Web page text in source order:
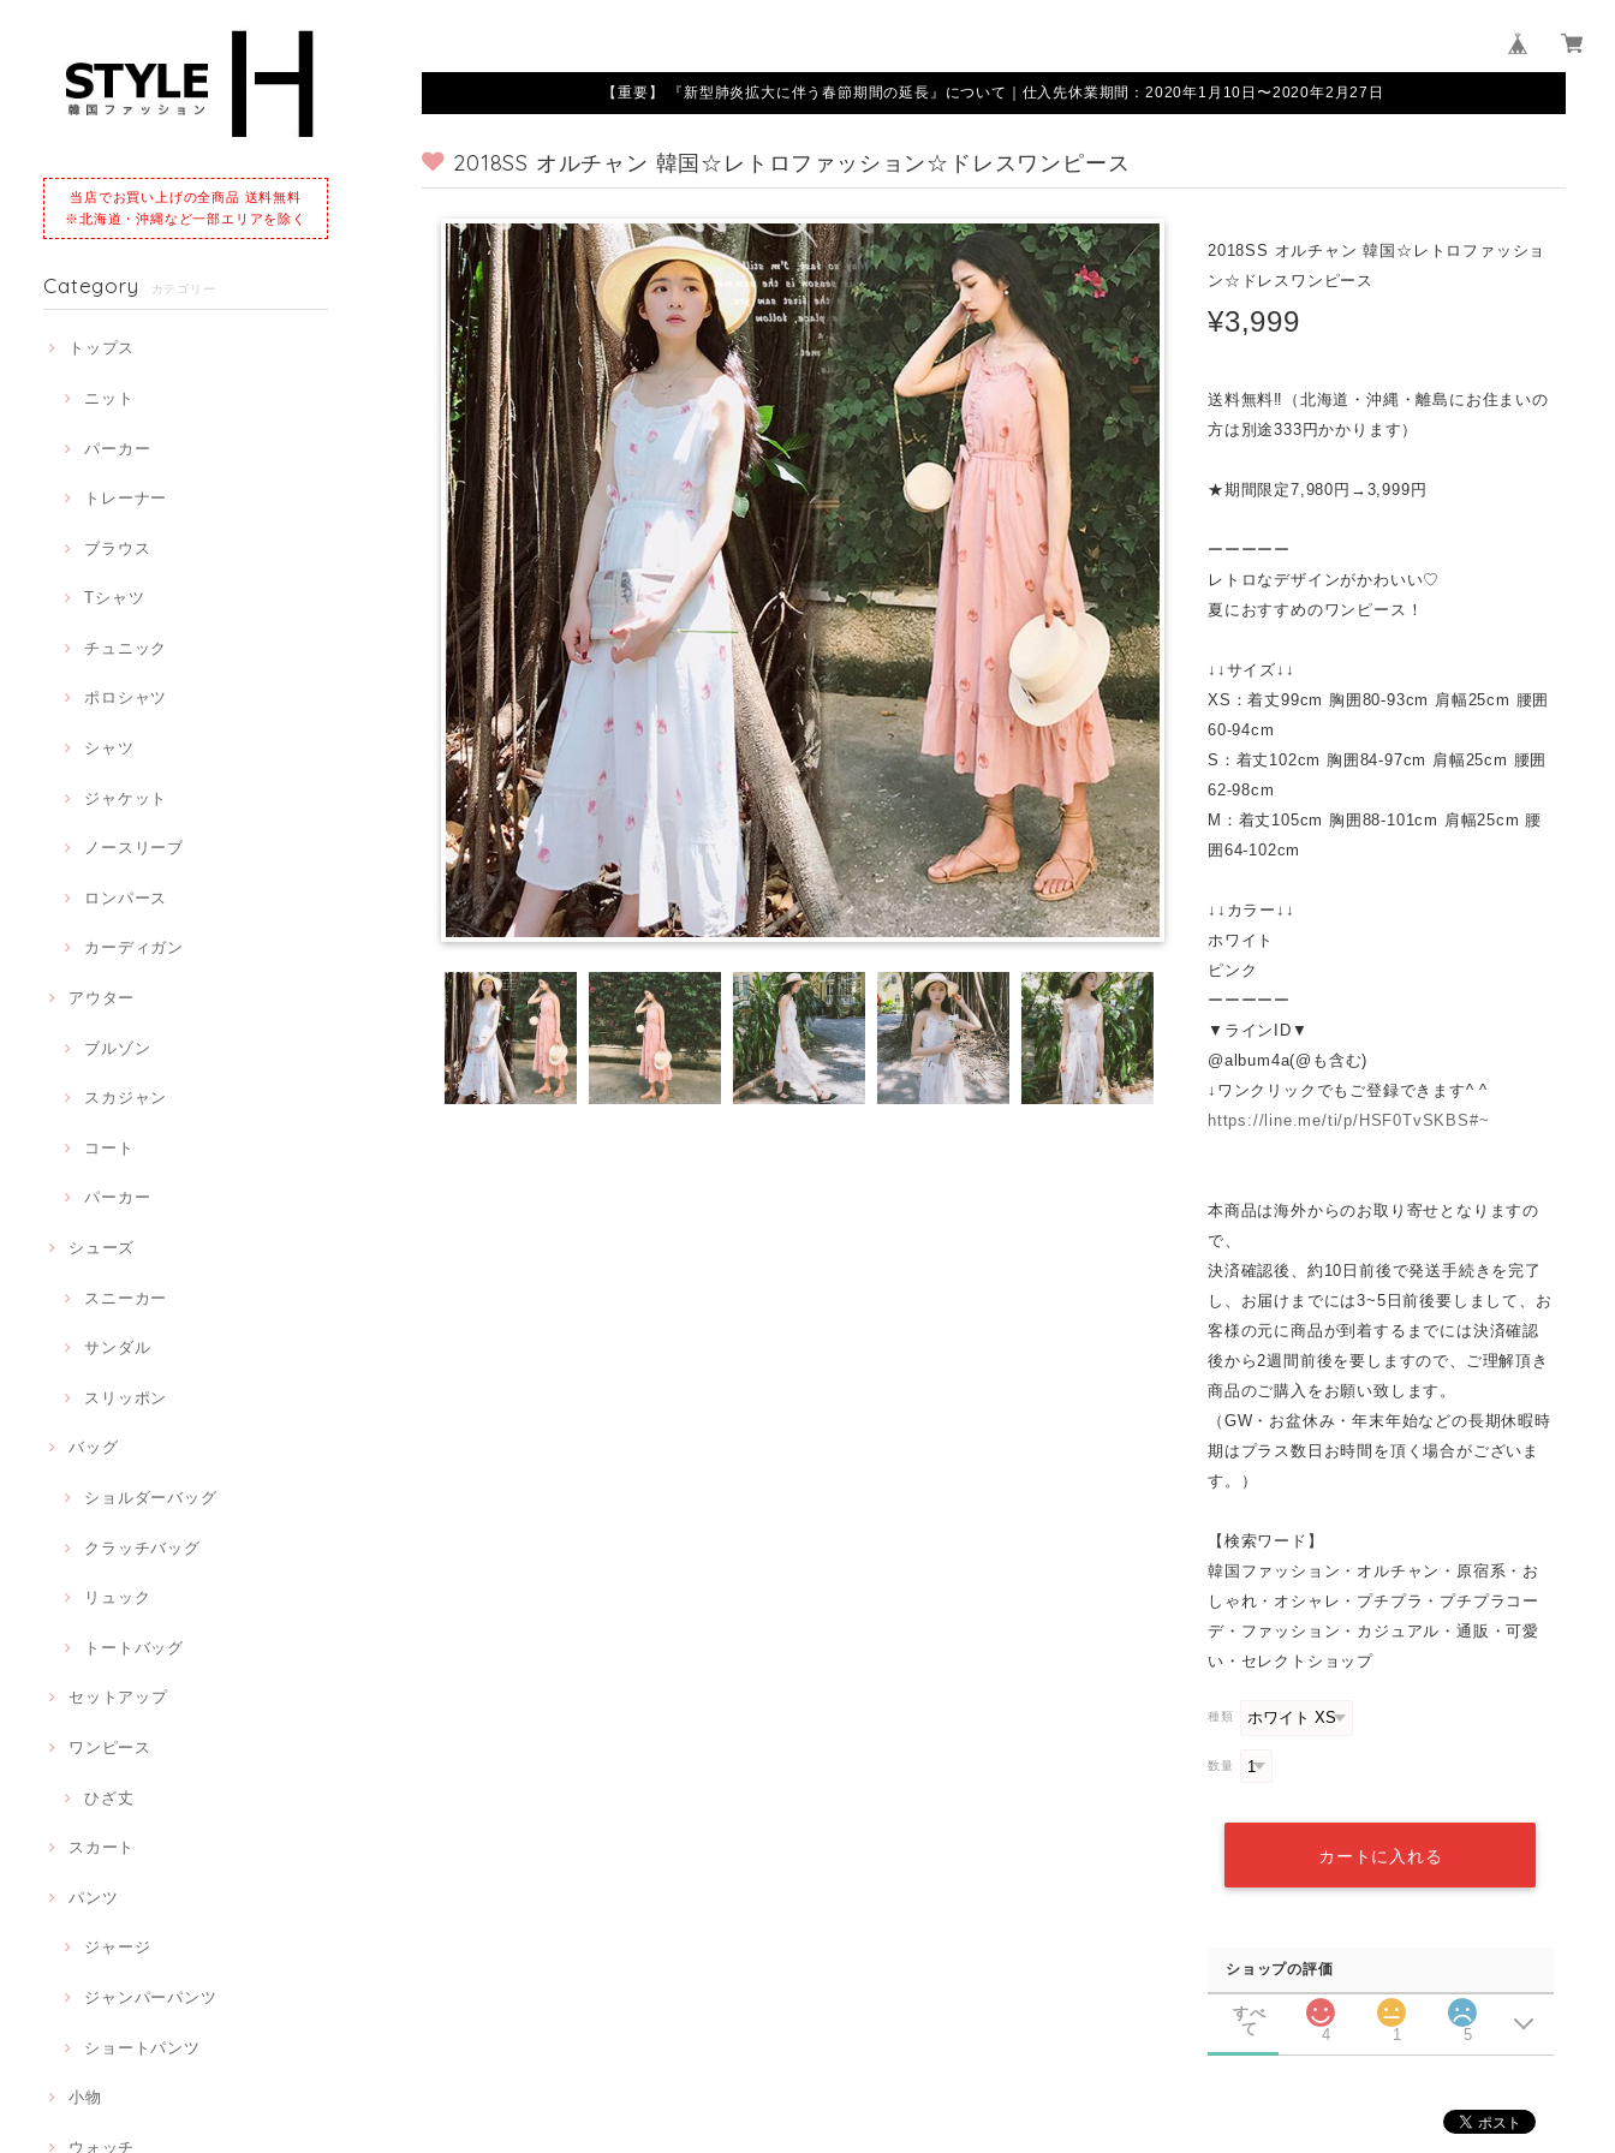
当店でお買い上げの全商品 送料無料
※北海道・沖縄など一部エリアを除く
Category カテゴリー
トップス
ニット
パーカー
トレーナー
ブラウス
Tシャツ
チュニック
ポロシャツ
シャツ
ジャケット
ノースリーブ
ロンパース
カーディガン
アウター
ブルゾン
スカジャン
コート
パーカー
シューズ
スニーカー
サンダル
スリッポン
バッグ
ショルダーバッグ
クラッチバッグ
リュック
トートバッグ
セットアップ
ワンピース
ひざ丈
スカート
パンツ
ジャージ
ジャンパーパンツ
ショートパンツ
小物
ウォッチ
【重要】 『新型肺炎拡大に伴う春節期間の延長』について｜仕入先休業期間：2020年1月10日〜2020年2月27日
2018SS オルチャン 韓国☆レトロファッション☆ドレスワンピース
2018SS オルチャン 韓国☆レトロファッショ
ン☆ドレスワンピース
¥3,999
送料無料‼（北海道・沖縄・離島にお住まいの
方は別途333円かかります）
★期間限定7,980円→3,999円
ーーーーー
レトロなデザインがかわいい♡
夏におすすめのワンピース！
↓↓サイズ↓↓
XS：着丈99cm 胸囲80-93cm 肩幅25cm 腰囲
60-94cm
S：着丈102cm 胸囲84-97cm 肩幅25cm 腰囲
62-98cm
M：着丈105cm 胸囲88-101cm 肩幅25cm 腰
囲64-102cm
↓↓カラー↓↓
ホワイト
ピンク
ーーーーー
▼ラインID▼
@album4a(@も含む)
↓ワンクリックでもご登録できます^ ^
https://line.me/ti/p/HSF0TvSKBS#~
本商品は海外からのお取り寄せとなりますの
で、
決済確認後、約10日前後で発送手続きを完了
し、お届けまでには3~5日前後要しまして、お
客様の元に商品が到着するまでには決済確認
後から2週間前後を要しますので、ご理解頂き
商品のご購入をお願い致します。
（GW・お盆休み・年末年始などの長期休暇時
期はプラス数日お時間を頂く場合がございま
す。）
【検索ワード】
韓国ファッション・オルチャン・原宿系・お
しゃれ・オシャレ・プチプラ・プチプラコー
デ・ファッション・カジュアル・通販・可愛
い・セレクトショップ
種類
数量
カートに入れる
ショップの評価
すべ
て
4 1 5